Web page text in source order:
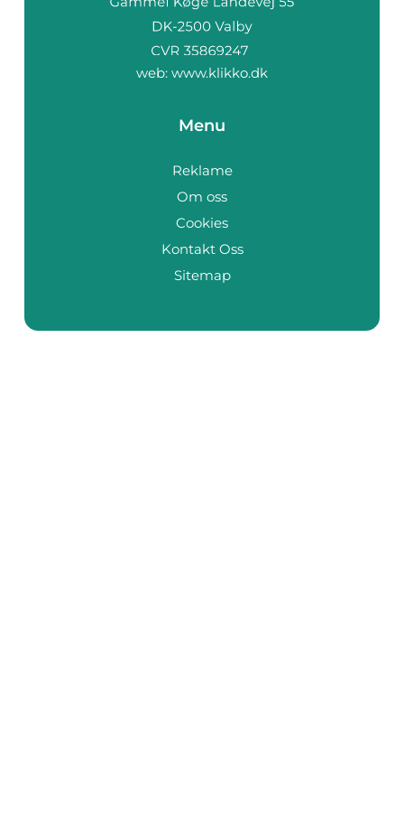
web: www.klikko.dk
Menu
Reklame
Om oss
Cookies
Kontakt Oss
Sitemap